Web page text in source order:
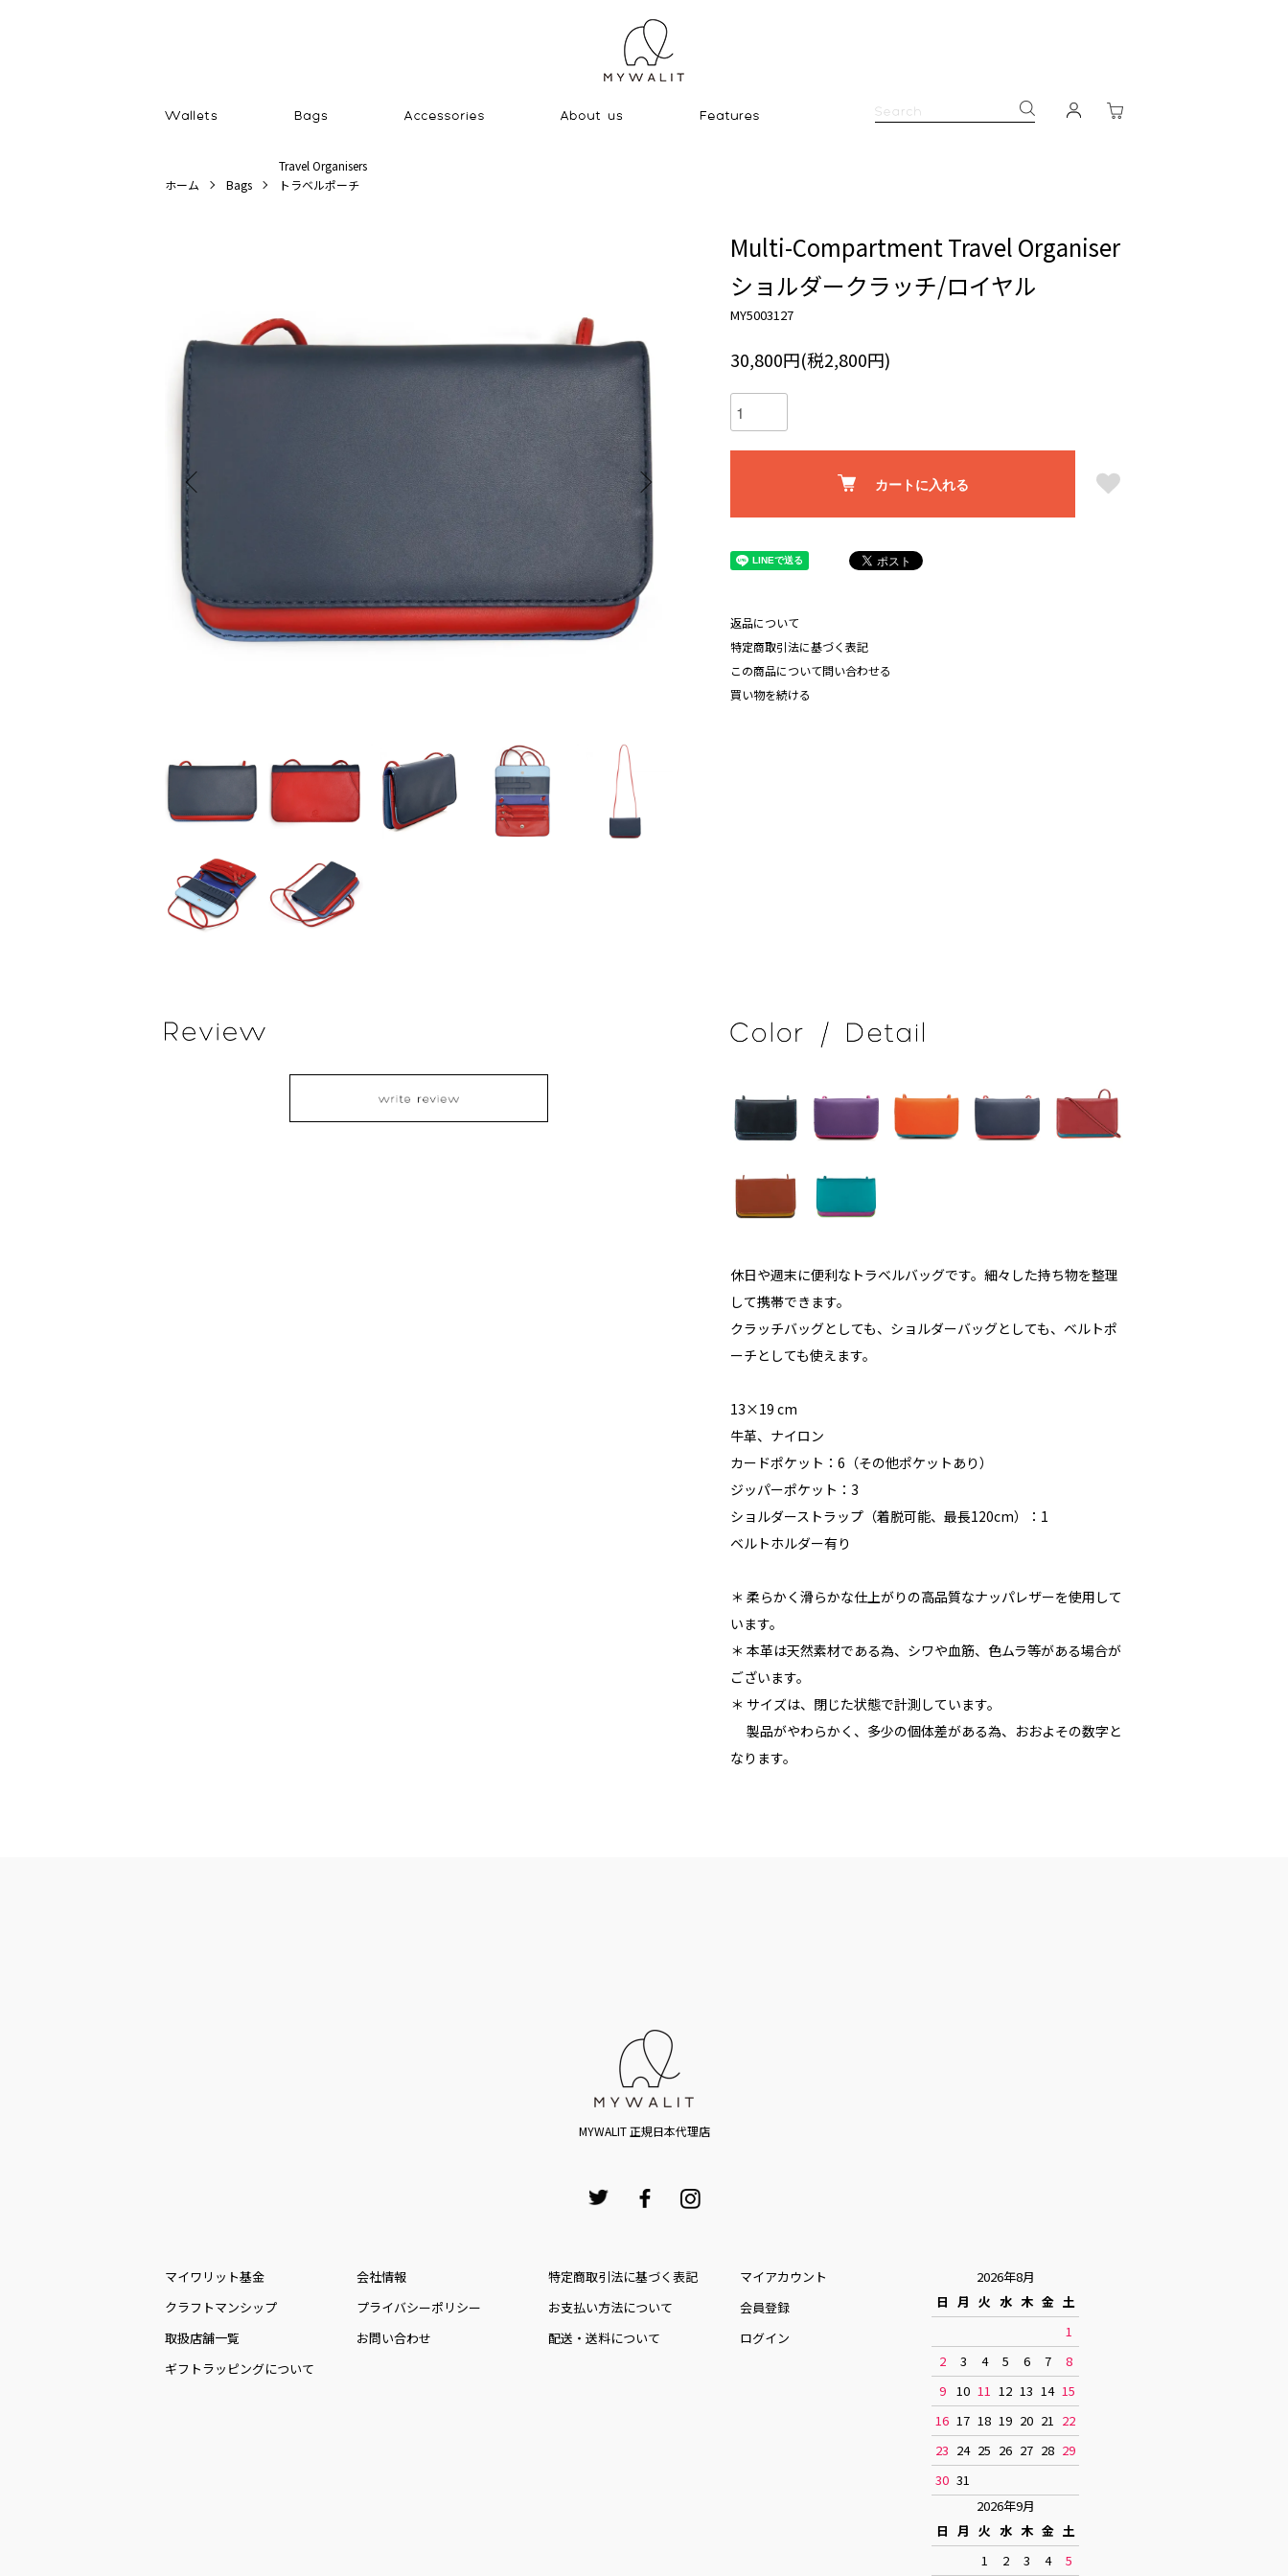
ホーム Bags
Travel Organisers
トラベルポーチ
Multi-Compartment Travel Organiser
ショルダークラッチ/ロイヤル
MY5003127
30,800円(税2,800円)
カートに入れる
返品について
特定商取引法に基づく表記
この商品について問い合わせる
買い物を続ける
休日や週末に便利なトラベルバッグです。細々した持ち物を整理
して携帯できます。
クラッチバッグとしても、ショルダーバッグとしても、ベルトポ
ーチとしても使えます。
13×19 cm
牛革、ナイロン
カードポケット：6（その他ポケットあり）
ジッパーポケット：3
ショルダーストラップ（着脱可能、最長120cm）：1
ベルトホルダー有り
＊ 柔らかく滑らかな仕上がりの高品質なナッパレザーを使用して
います。
＊ 本革は天然素材である為、シワや血筋、色ムラ等がある場合が
ございます。
＊ サイズは、閉じた状態で計測しています。
製品がやわらかく、多少の個体差がある為、おおよその数字と
なります。
MYWALIT 正規日本代理店
マイワリット基金
クラフトマンシップ
取扱店舗一覧
ギフトラッピングについて
会社情報
プライバシーポリシー
お問い合わせ
特定商取引法に基づく表記
お⽀払い⽅法について
配送・送料について
マイアカウント
会員登録
ログイン
2026年8月
日 月 火 水 木 金 土
1
2
3 4 5 6 7
8
9
10 11 12 13 14 15
16 17 18 19 20 21 22
23 24 25 26 27 28 29
30 31
2026年9月
日 月 火 水 木 金 土
1
2 3 4 5